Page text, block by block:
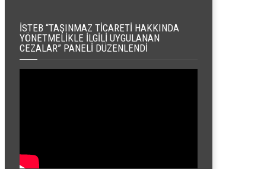
İSTEB “TAŞINMAZ TICARETI HAKKINDA
YÖNETMELIKLE İLGILI UYGULANAN
CEZALAR” PANELI DÜZENLENDI